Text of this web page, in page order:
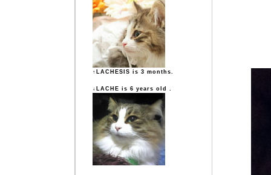
↑LACHESIS is 3 months.
↓LACHE is 6 years old .